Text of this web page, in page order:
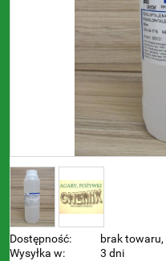
Dostępność:
brak
Wysyłka w:
3 dni